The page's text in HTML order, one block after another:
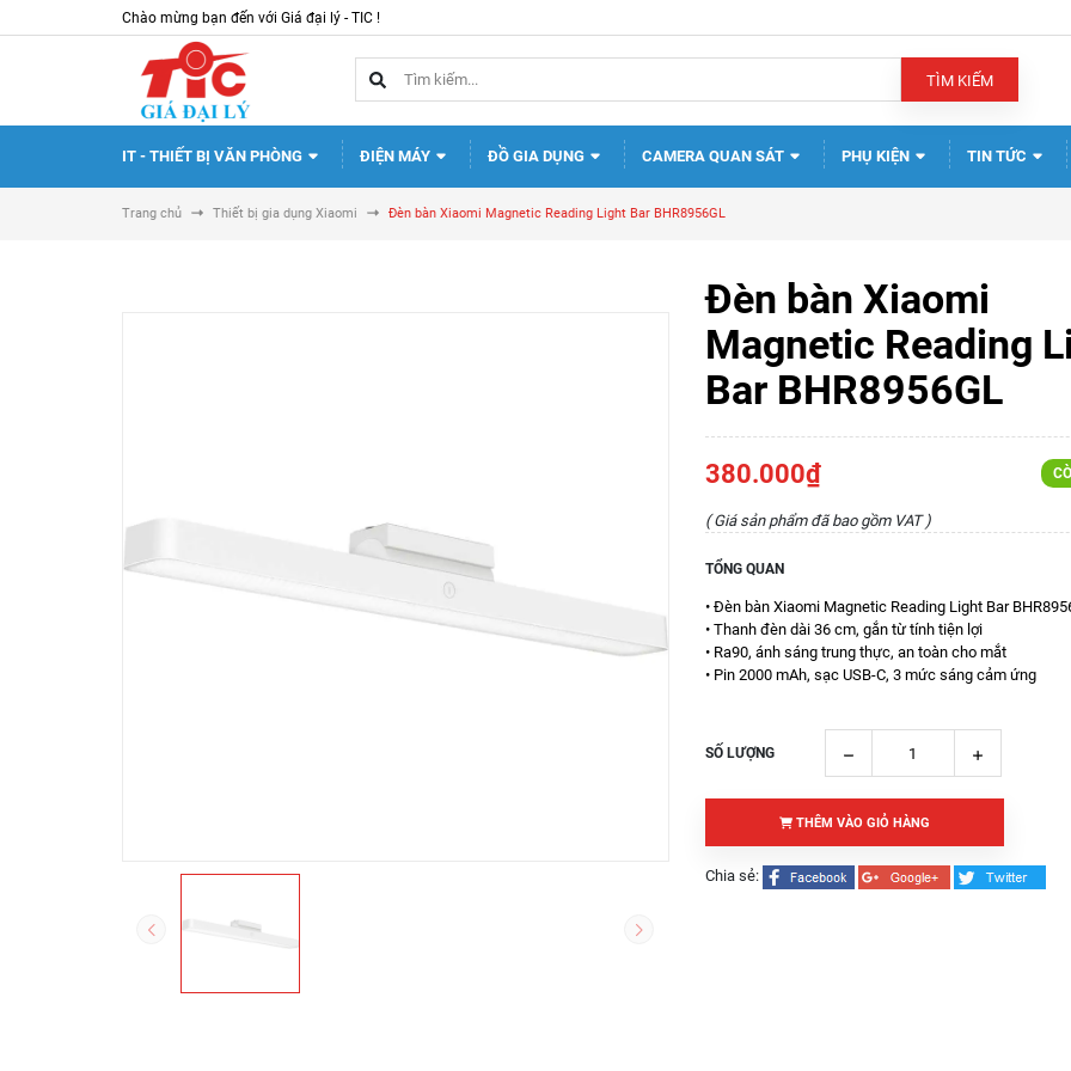
Chào mừng bạn đến với Giá đại lý - TIC !
TÌM KIẾM
IT - THIẾT BỊ VĂN PHÒNG ĐIỆN MÁY ĐỒ GIA DỤNG CAMERA QUAN SÁT PHỤ KIỆN TIN TỨC
Trang chủ Thiết bị gia dụng Xiaomi Đèn bàn Xiaomi Magnetic Reading Light Bar BHR8956GL
Đèn bàn Xiaomi
Magnetic Reading
Bar BHR8956GL
380.000₫
( Giá sản phẩm đã bao gồm VAT )
TỔNG QUAN
• Đèn bàn Xiaomi Magnetic Reading Light Bar
• Thanh đèn dài 36 cm, gắn từ tính tiện lợi
• Ra90, ánh sáng trung thực, an toàn cho mắt
• Pin 2000 mAh, sạc USB-C, 3 mức sáng cảm ứng
SỐ LƯỢNG
THÊM VÀO GIỎ HÀNG
Chia sẻ: